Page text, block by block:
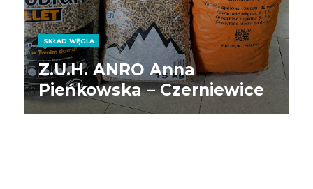
SKŁAD WĘGLA
Z.U.H. ANRO Anna
Pieńkowska – Czerniewice